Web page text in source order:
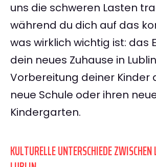
uns die schweren Lasten
während du dich auf das
was wirklich wichtig ist: das
dein neues Zuhause in
Vorbereitung deiner Kinder
neue Schule oder ihren
Kindergarten.
KULTURELLE UNTERSCHIEDE